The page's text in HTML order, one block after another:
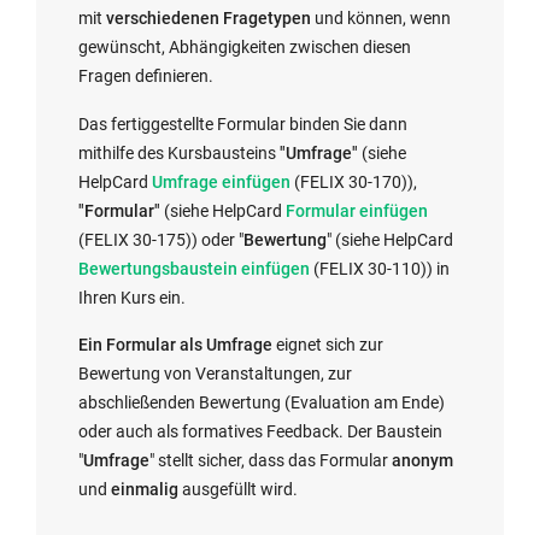
mit verschiedenen Fragetypen und können, wenn
gewünscht, Abhängigkeiten zwischen diesen
Fragen definieren.
Das fertiggestellte Formular binden Sie dann
mithilfe des Kursbausteins"Umfrage" (siehe
HelpCard E
x
t
e
r
e
r
L
i
n
k
Umfrage einfügen (FELIX 30-170)),
"Formular" (siehe HelpCard E
x
t
n
e
r
L
i
n
Formular einfügen
(FELIX 30-175)) oder "Bewertung" (siehe HelpCardE
L
Bewertungsbaustein einfügen (FELIX 30-110)) in
Ihren Kurs ein.
Ein Formular als Umfrage eignet sich zur
Bewertung von Veranstaltungen, zur
abschließenden Bewertung (Evaluation am Ende)
oder auch als formatives Feedback. Der Baustein
"Umfrage" stellt sicher, dass das Formularanonym
und einmalig ausgefüllt wird.